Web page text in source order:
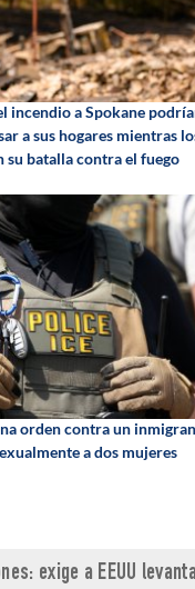
incendio a Spokane
a sus hogares mientras
batalla contra el fuego
orden contra un
a dos mujeres
exige a EEUU